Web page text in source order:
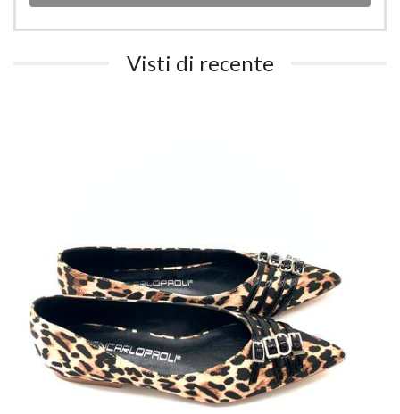
Visti di recente